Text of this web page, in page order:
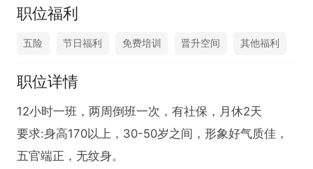
职位福利
五险 节日福利 免费培训 晋升空间 其他福利
职位详情
12小时一班，两周倒班一次，有社保，月休2天
要求:身高170以上，30-50岁之间，形象好气质佳，
五官端正，无纹身。